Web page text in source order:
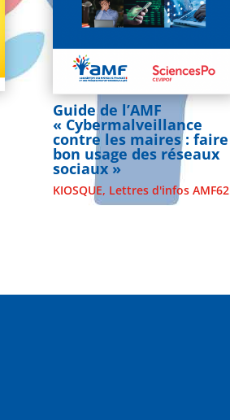
Guide de l’AMF
« Cybermalveillance
contre les maires : faire
bon usage des réseaux
sociaux »
KIOSQUE, Lettres d'infos AMF62